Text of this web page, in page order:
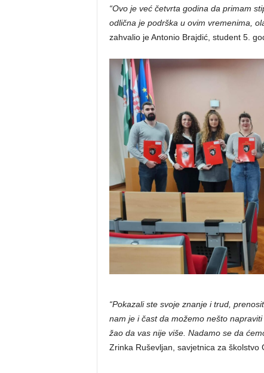
“Ovo je već četvrta godina da primam
odlična je podrška u ovim vremenima,
zahvalio je Antonio Brajdić, student 5.
“Pokazali ste svoje znanje i trud,
nam je i čast da možemo nešto
žao da vas nije više. Nadamo se da
Zrinka Ruševljan, savjetnica za školstvo